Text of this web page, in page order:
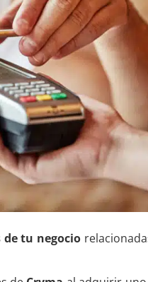
de tu negocio